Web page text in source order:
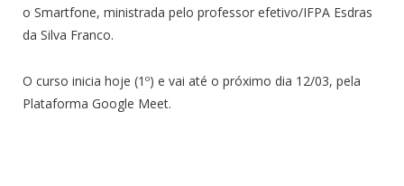
o Smartfone, ministrada pelo professor efetivo/IFPA Esdras
da Silva Franco.
O curso inicia hoje (1º) e vai até o próximo dia 12/03, pela
Plataforma Google Meet.